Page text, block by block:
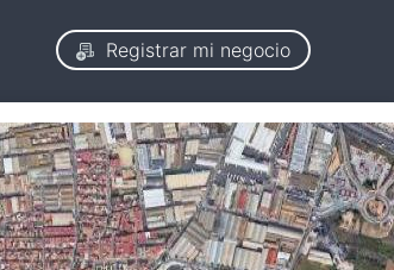
Registrar mi negocio